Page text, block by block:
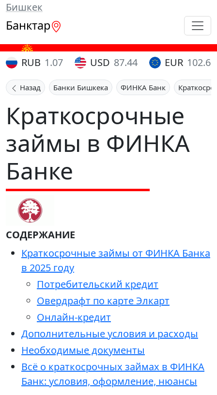
Бишкек
Банктар
RUB 1.07 USD 87.44 EUR 102.65
Назад Банки Бишкека ФИНКА Банк
Краткосрочные
займы в ФИНКА
Банке
СОДЕРЖАНИЕ
Краткосрочные займы от ФИНКА Банка
в 2025 году
Потребительский кредит
Овердрафт по карте Элкарт
Онлайн-кредит
Дополнительные условия и расходы
Необходимые документы
Всё о краткосрочных займах в ФИНКА
Банк: условия, оформление, нюансы